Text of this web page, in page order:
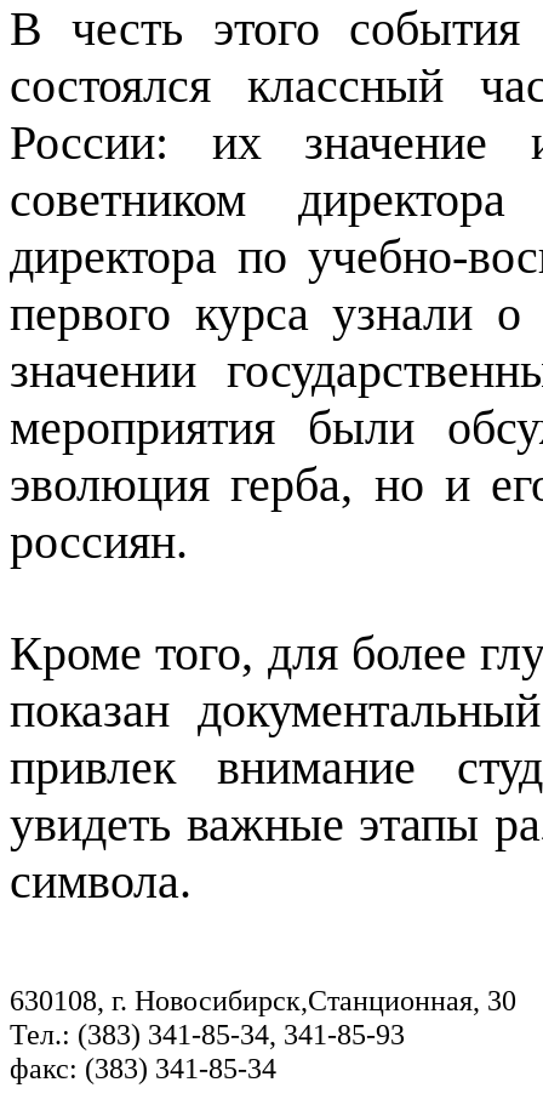
В честь этого
состоялся классный
России: их значение
советником
директора по учебно-
первого курса узнали
значении
мероприятия были
эволюция герба, но и
россиян.
Кроме того, для более
показан
привлек внимание
увидеть важные этапы
символа.
630108, г. Новосибирск,Станционная, 30
Тел.: (383) 341-85-34, 341-85-93
факс: (383) 341-85-34